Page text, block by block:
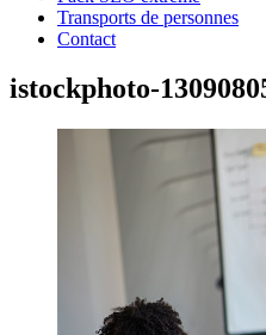
Transports de personnes
Contact
istockphoto-